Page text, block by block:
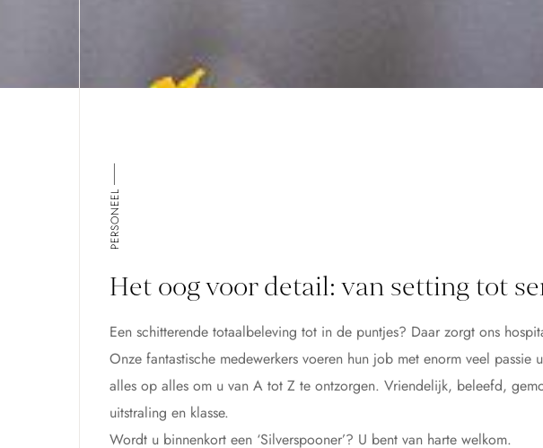
PERSONEEL
Het oog voor detail: van setting tot
Een schitterende totaalbeleving tot in de puntjes? Daar zorgt ons
Onze fantastische medewerkers voeren hun job met enorm veel
alles op alles om u van A tot Z te ontzorgen. Vriendelijk, beleefd,
uitstraling en klasse.
Wordt u binnenkort een ‘Silverspooner’? U bent van harte welkom.